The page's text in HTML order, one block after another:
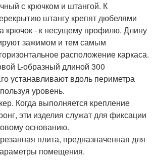
с крючком и штангой. К
штангу крепят дюбелями
крючок - к несущему профилю. Длину
зажимом и тем самым
расположение каркаса.
L-образный длиной 300
устанавливают вдоль периметра
уровень.
Когда выполняется крепление
эти изделия служат для фиксации
основанию.
плита, предназначенная для
помещения.